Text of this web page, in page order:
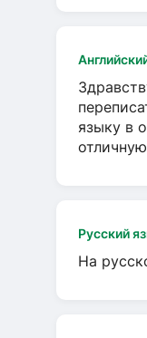
языку в
Русский
На